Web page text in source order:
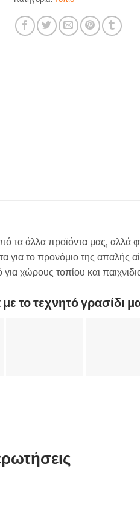
τα άλλα προϊόντα μας, αλλά
για το προνόμιο της απαλής
χώρους τοπίου και
το τεχνητό γρασίδι